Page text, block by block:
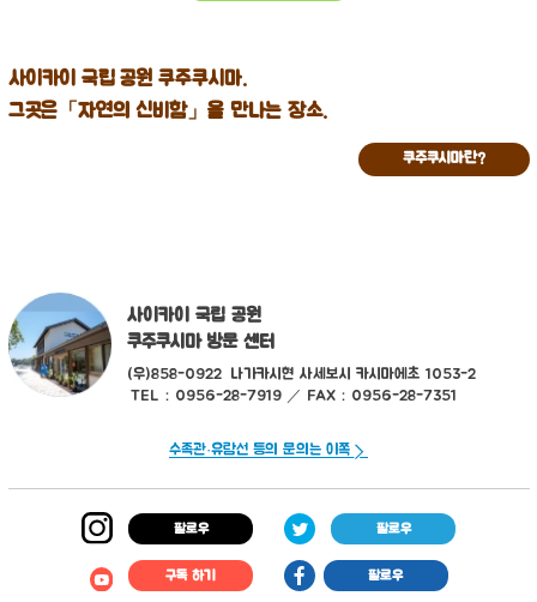
사이카이 국립 공원 쿠주쿠시마.
그곳은「자연의 신비함」을 만나는 장소.
쿠주쿠시마란?
사이카이 국립 공원
쿠주쿠시마 방문 센터
(우)858-0922
나가카시현 사세보시 카시마에초 1053-2
TEL：0956-28-7919 ／ FAX：0956-28-7351
수족관·유람선 등의 문의는 이쪽
팔로우 팔로우
구독 하기 팔로우